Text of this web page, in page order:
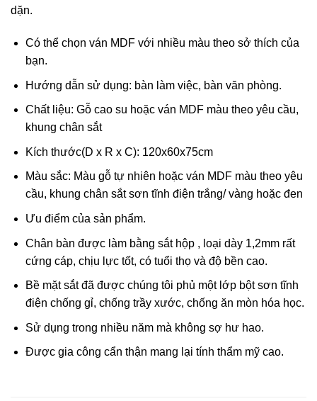
dặn.
Có thể chọn ván MDF với nhiều màu theo sở thích của
bạn.
Hướng dẫn sử dụng: bàn làm việc, bàn văn phòng.
Chất liệu: Gỗ cao su hoặc ván MDF màu theo yêu cầu,
khung chân sắt
Kích thước(D x R x C): 120x60x75cm
Màu sắc: Màu gỗ tự nhiên hoặc ván MDF màu theo yêu
cầu, khung chân sắt sơn tĩnh điện trắng/ vàng hoặc đen
Ưu điểm của sản phẩm.
Chân bàn được làm bằng sắt hộp , loại dày 1,2mm rất
cứng cáp, chịu lực tốt, có tuổi thọ và độ bền cao.
Bề mặt sắt đã được chúng tôi phủ một lớp bột sơn tĩnh
điện chống gỉ, chống trầy xước, chống ăn mòn hóa học.
Sử dụng trong nhiều năm mà không sợ hư hao.
Được gia công cẩn thận mang lại tính thẩm mỹ cao.